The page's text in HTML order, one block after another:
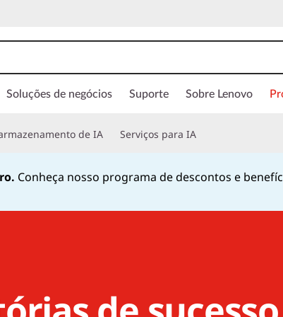
Soluções de negócios Suporte Sobre Lenovo
de IA Serviços para IA
Conheça nosso programa de descontos e